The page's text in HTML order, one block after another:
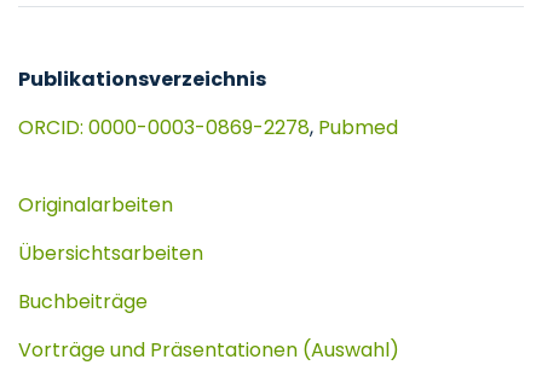
Publikationsverzeichnis
ORCID: 0000-0003-0869-2278, Pubmed
Originalarbeiten
Übersichtsarbeiten
Buchbeiträge
Vorträge und Präsentationen (Auswahl)